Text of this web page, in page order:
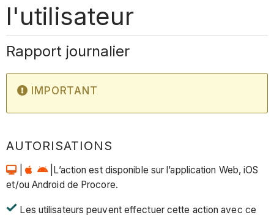
l'utilisateur
Rapport journalier
IMPORTANT
AUTORISATIONS
|L’action est disponible sur l’application Web, iOS
et/ou Android de Procore.
Les utilisateurs peuvent effectuer cette action avec ce